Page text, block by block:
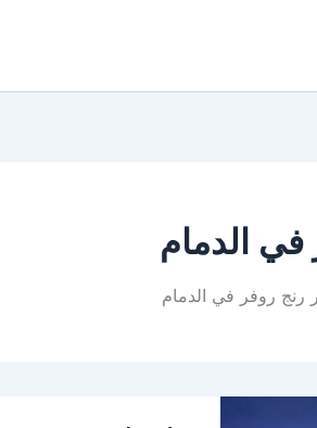
في الدمام
رنج روفر في الدمام